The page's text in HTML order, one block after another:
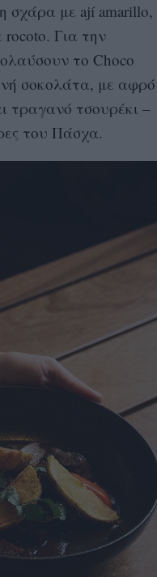
σχάρα με ají amarillo,
Για την
το Choco
σοκολάτα, με αφρό
τραγανό τσουρέκι –
του Πάσχα.